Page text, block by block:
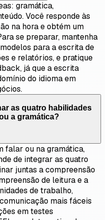
gramática,
Você responde às
na hora e obtém um
se preparar, mantenha
para a escrita de
e relatórios, e pratique
já que a escrita
do idioma em
as quatro habilidades
a gramática?
falar ou na gramática,
de integrar as quatro
juntas a compreensão
de leitura e a
de trabalho,
mais fáceis
em testes